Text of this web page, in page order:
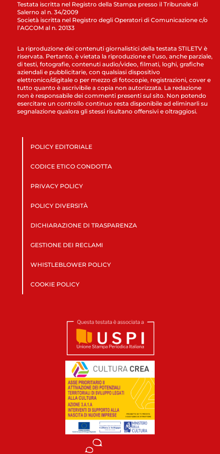
Testata iscritta nel Registro della Stampa presso il Tribunale di
Salerno al n. 34/2009
Società iscritta nel Registro degli Operatori di Comunicazione c/o
l’AGCOM al n. 20133
La riproduzione dei contenuti giornalistici della testata STILETV è
riservata. Pertanto, è vietata la riproduzione e l’uso, anche parziale,
di testi, fotografie, contenuti audio/video, filmati, loghi, grafiche
aziendali e pubblicitarie, con qualsiasi dispositivo
elettronico/digitale o per mezzo di fotocopie, registrazioni, cover e
tutto quanto è ascrivibile a copia non autorizzata. La redazione
non è responsabile dei commenti presenti sul sito. Non potendo
esercitare un controllo continuo resta disponibile ad eliminarli su
segnalazione qualora gli stessi risultano offensivi e oltraggiosi.
POLICY EDITORIALE
CODICE ETICO CONDOTTA
PRIVACY POLICY
POLICY DIVERSITÀ
DICHIARAZIONE DI TRASPARENZA
GESTIONE DEI RECLAMI
WHISTLEBLOWER POLICY
COOKIE POLICY